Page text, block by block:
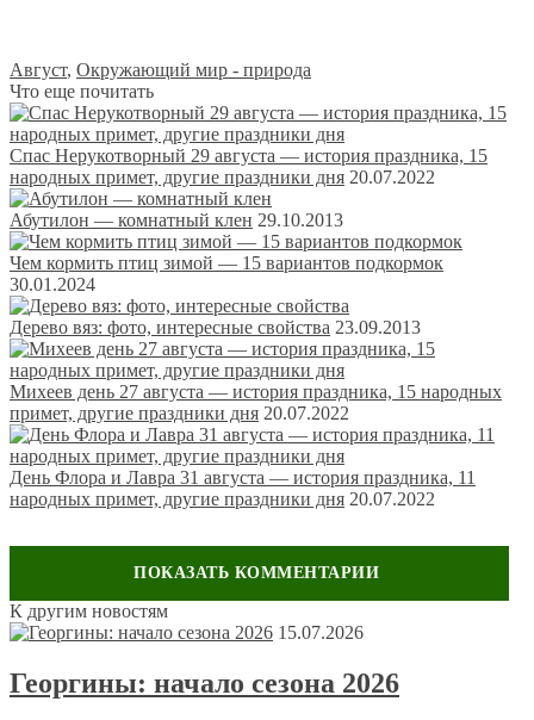
Август, Окружающий мир - природа
Что еще почитать
Спас Нерукотворный 29 августа — история праздника, 15
народных примет, другие праздники дня 20.07.2022
Абутилон — комнатный клен 29.10.2013
Чем кормить птиц зимой — 15 вариантов подкормок
30.01.2024
Дерево вяз: фото, интересные свойства 23.09.2013
Михеев день 27 августа — история праздника, 15 народных
примет, другие праздники дня 20.07.2022
День Флора и Лавра 31 августа — история праздника, 11
народных примет, другие праздники дня 20.07.2022
Оставить комментарий
Ваш адрес email не будет опубликован.
Обязательные поля
помечены*
К другим новостям
15.07.2026
Георгины: начало сезона 2026